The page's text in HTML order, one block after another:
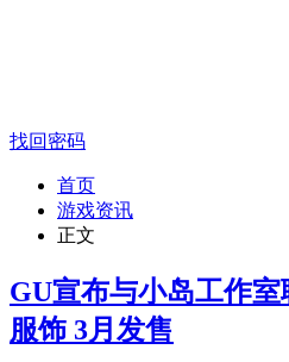
找回密码
首页
游戏资讯
正文
GU宣布与小岛工作
服饰 3月发售